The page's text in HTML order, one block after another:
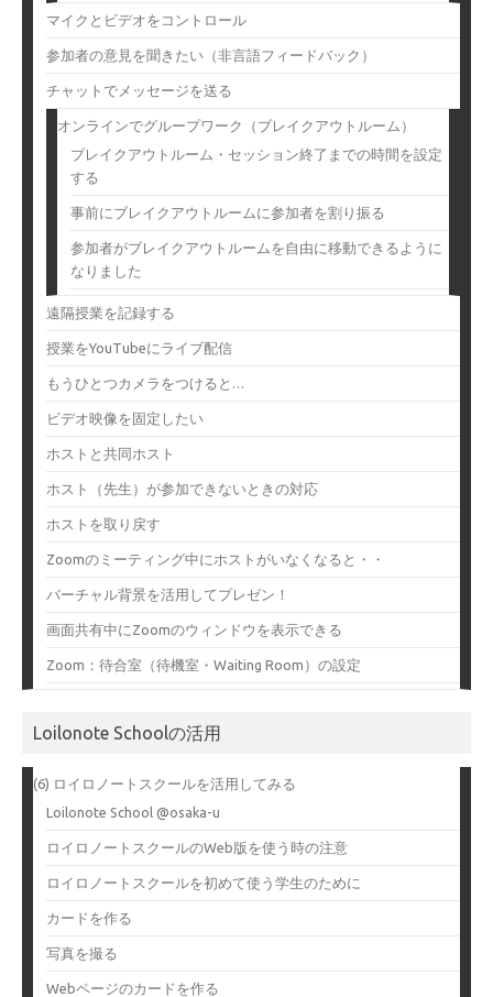
マイクとビデオをコントロール
参加者の意見を聞きたい（非言語フィードバック）
チャットでメッセージを送る
オンラインでグループワーク（ブレイクアウトルーム）
ブレイクアウトルーム・セッション終了までの時間を設定
する
事前にブレイクアウトルームに参加者を割り振る
参加者がブレイクアウトルームを自由に移動できるように
なりました
遠隔授業を記録する
授業をYouTubeにライブ配信
もうひとつカメラをつけると…
ビデオ映像を固定したい
ホストと共同ホスト
ホスト（先生）が参加できないときの対応
ホストを取り戻す
Zoomのミーティング中にホストがいなくなると・・
バーチャル背景を活用してプレゼン！
画面共有中にZoomのウィンドウを表示できる
Zoom：待合室（待機室・Waiting Room）の設定
Loilonote Schoolの活用
(6) ロイロノートスクールを活用してみる
Loilonote School @osaka-u
ロイロノートスクールのWeb版を使う時の注意
ロイロノートスクールを初めて使う学生のために
カードを作る
写真を撮る
Webページのカードを作る